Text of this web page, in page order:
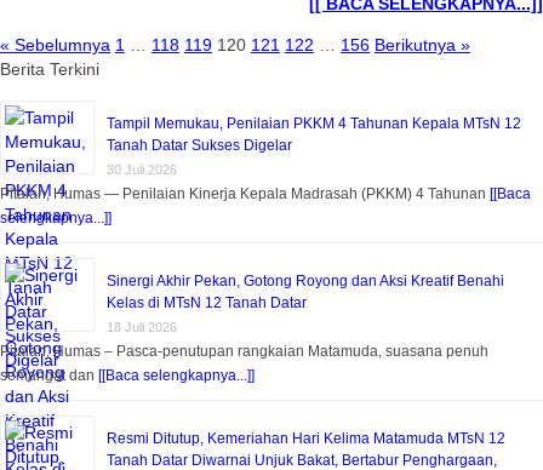
« Sebelumnya 1 118 119 120 121 122 156 Berikutnya »
Berita Terkini
Tampil Memukau, Penilaian PKKM 4 Tahunan Kepala MTsN 12
Tanah Datar Sukses Digelar
30 Juli 2026
Pitalah, Humas — Penilaian Kinerja Kepala Madrasah (PKKM) 4 Tahunan [[Baca
selengkapnya...]]
Sinergi Akhir Pekan, Gotong Royong dan Aksi Kreatif Benahi
Kelas di MTsN 12 Tanah Datar
18 Juli 2026
Pitalah, Humas – Pasca-penutupan rangkaian Matamuda, suasana penuh
semangat dan [[Baca selengkapnya...]]
Resmi Ditutup, Kemeriahan Hari Kelima Matamuda MTsN 12
Tanah Datar Diwarnai Unjuk Bakat, Bertabur Penghargaan,